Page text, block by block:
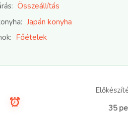
Összeállítás
Japán konyha
Főételek
35